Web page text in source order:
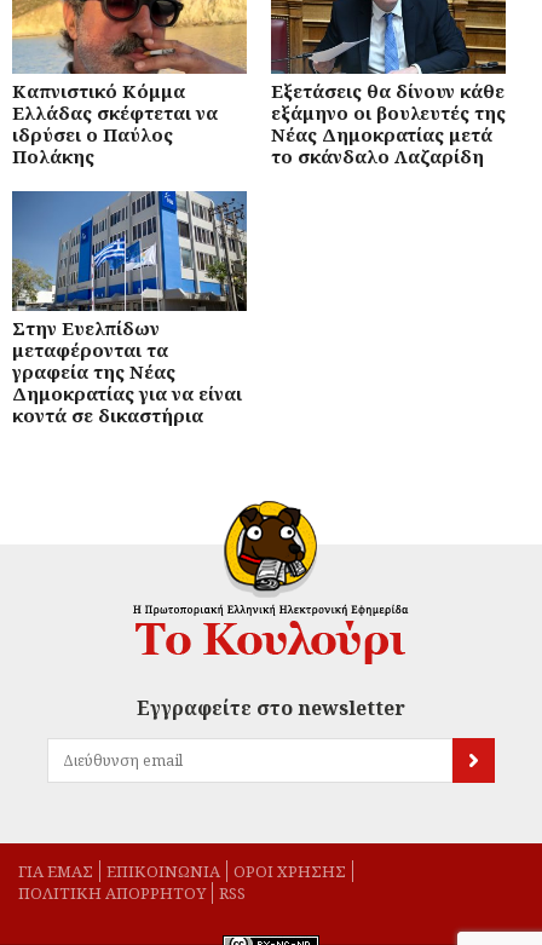
Καπνιστικό Κόμμα
Ελλάδας σκέφτεται να
ιδρύσει ο Παύλος
Πολάκης
Εξετάσεις θα δίνουν κάθε
εξάμηνο οι βουλευτές της
Νέας Δημοκρατίας μετά
το σκάνδαλο Λαζαρίδη
Στην Ευελπίδων
μεταφέρονται τα
γραφεία της Νέας
Δημοκρατίας για να είναι
κοντά σε δικαστήρια
Εγγραφείτε στο newsletter
ΓΙΑ ΕΜΑΣ EΠΙΚΟΙΝΩΝΙΑ
ΟΡΟΙ ΧΡΗΣΗΣ
ΠΟΛΙΤΙΚΗ ΑΠΟΡΡΗΤΟΥ
RSS